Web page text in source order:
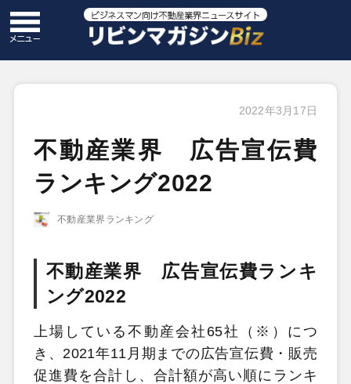
2022年3月17日
不動産業界 広告宣伝費
ランキング2022
不動産業界ランキング
不動産業界 広告宣伝費ランキ
ング2022
上場している不動産会社65社（※）につ
き、2021年11月期までの広告宣伝費・販売
促進費を合計し、合計額が高い順にランキ